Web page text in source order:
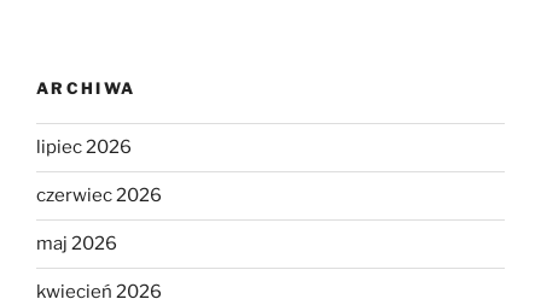
ARCHIWA
lipiec 2026
czerwiec 2026
maj 2026
kwiecień 2026